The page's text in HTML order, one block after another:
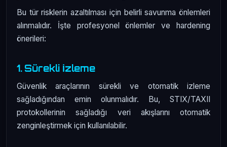
Bu tür risklerin azaltılması için belirli savunma önlemleri
alınmalıdır. İşte profesyonel önlemler ve hardening
önerileri:
1. Sürekli İzleme
Güvenlik araçlarının sürekli ve otomatik izleme
sağladığından emin olunmalıdır. Bu, STIX/TAXII
protokollerinin sağladığı veri akışlarını otomatik
zenginleştirmek için kullanılabilir.